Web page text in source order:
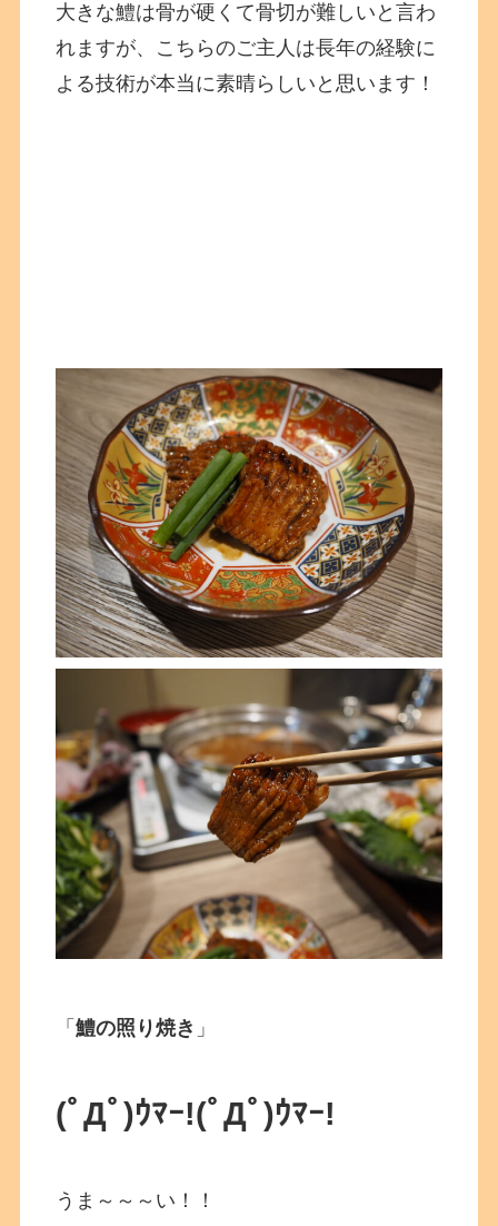
大きな鱧は骨が硬くて骨切が難しいと言わ
れますが、こちらのご主人は長年の経験に
よる技術が本当に素晴らしいと思います！
「鱧の照り焼き 」
(ﾟДﾟ)ｳﾏｰ!(ﾟДﾟ)ｳﾏｰ!
うま～～～い！！